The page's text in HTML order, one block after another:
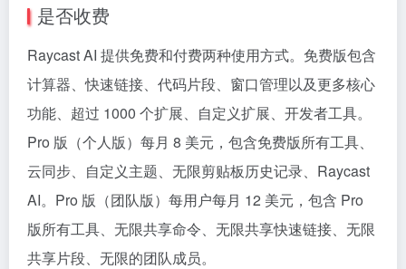
是否收费
Raycast AI 提供免费和付费两种使用方式。免费版包含
计算器、快速链接、代码片段、窗口管理以及更多核心
功能、超过 1000 个扩展、自定义扩展、开发者工具。
Pro 版（个人版）每月 8 美元，包含免费版所有工具、
云同步、自定义主题、无限剪贴板历史记录、Raycast
AI。Pro 版（团队版）每用户每月 12 美元，包含 Pro
版所有工具、无限共享命令、无限共享快速链接、无限
共享片段、无限的团队成员。